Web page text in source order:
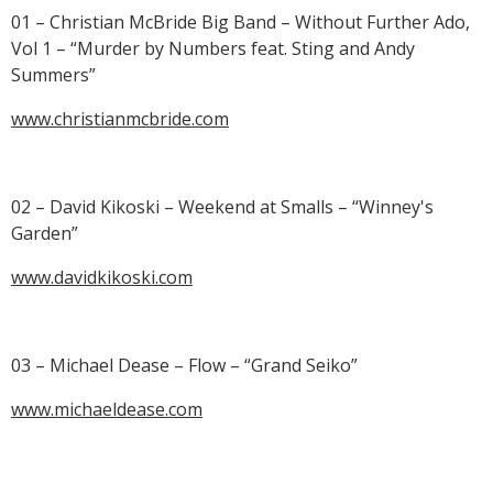
01 – Christian McBride Big Band – Without Further Ado,
Vol 1 – “Murder by Numbers feat. Sting and Andy
Summers”
www.christianmcbride.com
02 – David Kikoski – Weekend at Smalls – “Winney's
Garden”
www.davidkikoski.com
03 – Michael Dease – Flow – “Grand Seiko”
www.michaeldease.com